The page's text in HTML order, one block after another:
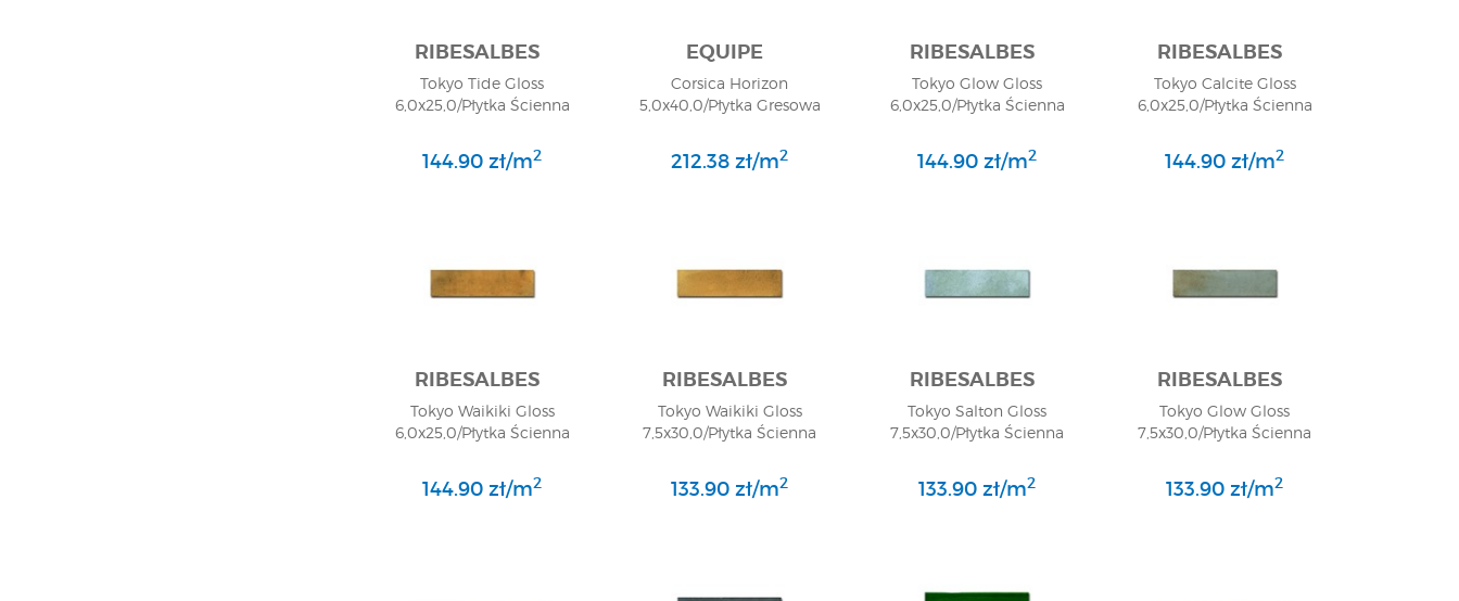
RIBESALBES
Tokyo Tide Gloss
6,0x25,0/Płytka Ścienna
144.90 zł/m2
EQUIPE
Corsica Horizon
5,0x40,0/Płytka Gresowa
212.38 zł/m2
RIBESALBES
Tokyo Glow Gloss
6,0x25,0/Płytka Ścienna
144.90 zł/m2
RIBESALBES
Tokyo Calcite Gloss
6,0x25,0/Płytka Ścienna
144.90 zł/m2
RIBESALBES
Tokyo Waikiki Gloss
6,0x25,0/Płytka Ścienna
144.90 zł/m2
RIBESALBES
Tokyo Waikiki Gloss
7,5x30,0/Płytka Ścienna
133.90 zł/m2
RIBESALBES
Tokyo Salton Gloss
7,5x30,0/Płytka Ścienna
133.90 zł/m2
RIBESALBES
Tokyo Glow Gloss
7,5x30,0/Płytka Ścienna
133.90 zł/m2